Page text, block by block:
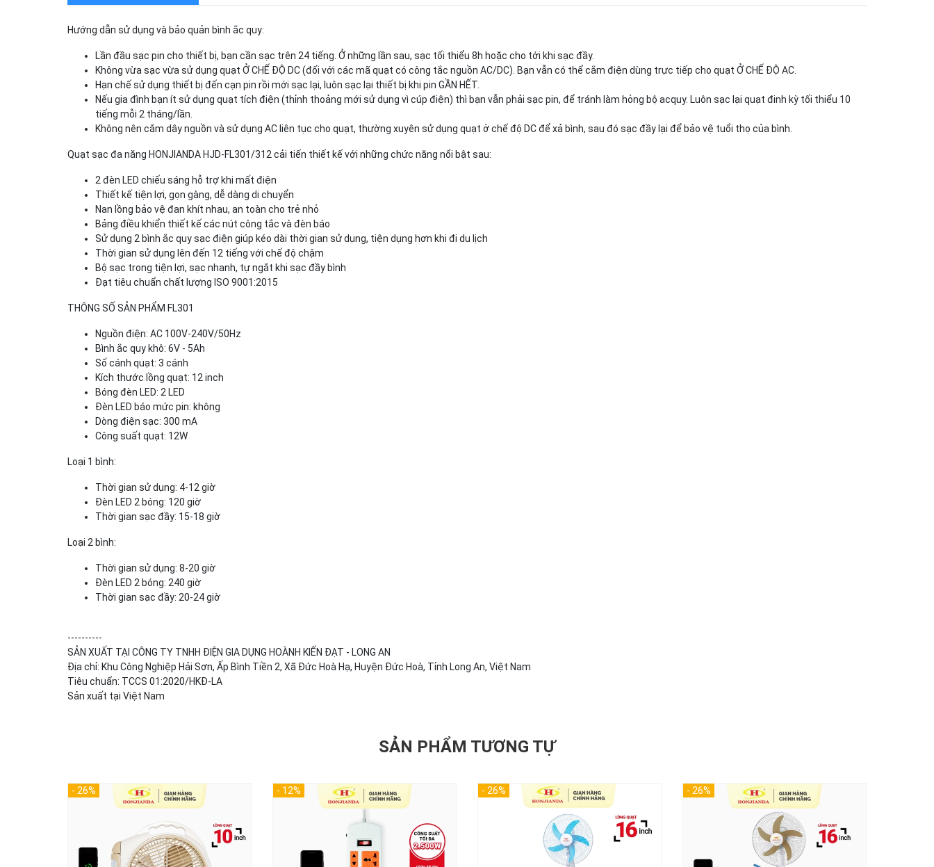
Hướng dẫn sử dụng và bảo quản bình ắc quy:
Lần đầu sạc pin cho thiết bị, bạn cần sạc trên 24 tiếng. Ở những lần sau, sạc tối thiểu 8h hoặc cho tới khi sạc đầy.
Không vừa sạc vừa sử dụng quạt Ở CHẾ ĐỘ DC (đối với các mã quạt có công tắc nguồn AC/DC). Bạn vẫn có thể cắm điện dùng trực tiếp cho quạt Ở CHẾ ĐỘ AC.
Hạn chế sử dụng thiết bị đến cạn pin rồi mới sạc lại, luôn sạc lại thiết bị khi pin GẦN HẾT.
Nếu gia đình bạn ít sử dụng quạt tích điện (thỉnh thoảng mới sử dụng vì cúp điện) thì bạn vẫn phải sạc pin, để tránh làm hỏng bộ acquy. Luôn sạc lại quạt đinh kỳ tối thiểu 10
tiếng mỗi 2 tháng/lần.
Không nên cắm dây nguồn và sử dụng AC liên tục cho quạt, thường xuyên sử dụng quạt ở chế độ DC để xả bình, sau đó sạc đầy lại để bảo vệ tuổi thọ của bình.
Quạt sạc đa năng HONJIANDA HJD-FL301/312 cải tiến thiết kế với những chức năng nổi bật sau:
2 đèn LED chiếu sáng hỗ trợ khi mất điện
Thiết kế tiện lợi, gọn gàng, dễ dàng di chuyển
Nan lồng bảo vệ đan khít nhau, an toàn cho trẻ nhỏ
Bảng điều khiển thiết kế các nút công tắc và đèn báo
Sử dụng 2 bình ắc quy sạc điện giúp kéo dài thời gian sử dụng, tiện dụng hơn khi đi du lịch
Thời gian sử dụng lên đến 12 tiếng với chế độ chậm
Bộ sạc trong tiện lợi, sạc nhanh, tự ngắt khi sạc đầy bình
Đạt tiêu chuẩn chất lượng ISO 9001:2015
THÔNG SỐ SẢN PHẨM FL301
Nguồn điện: AC 100V-240V/50Hz
Bình ắc quy khô: 6V - 5Ah
Số cánh quạt: 3 cánh
Kích thước lồng quạt: 12 inch
Bóng đèn LED: 2 LED
Đèn LED báo mức pin: không
Dòng điện sạc: 300 mA
Công suất quạt: 12W
Loại 1 bình:
Thời gian sử dụng: 4-12 giờ
Đèn LED 2 bóng: 120 giờ
Thời gian sạc đầy: 15-18 giờ
Loại 2 bình:
Thời gian sử dụng: 8-20 giờ
Đèn LED 2 bóng: 240 giờ
Thời gian sạc đầy: 20-24 giờ
----------
SẢN XUẤT TẠI CÔNG TY TNHH ĐIỆN GIA DỤNG HOÀNH KIẾN ĐẠT - LONG AN
Địa chỉ: Khu Công Nghiệp Hải Sơn, Ấp Bình Tiền 2, Xã Đức Hoà Hạ, Huyện Đức Hoà, Tỉnh Long An, Việt Nam
Tiêu chuẩn: TCCS 01:2020/HKĐ-LA
Sản xuất tại Việt Nam
SẢN PHẨM TƯƠNG TỰ